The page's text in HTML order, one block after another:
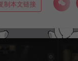
制本文链接